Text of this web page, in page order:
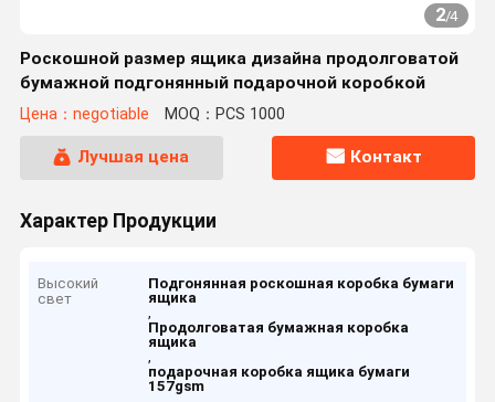
2/4
Роскошной размер ящика дизайна продолговатой
бумажной подгонянный подарочной коробкой
Цена：negotiable MOQ：PCS 1000
Лучшая цена Контакт
Характер Продукции
Высокий
свет
Подгонянная роскошная коробка бумаги
ящика
,
Продолговатая бумажная коробка
ящика
,
подарочная коробка ящика бумаги
157gsm